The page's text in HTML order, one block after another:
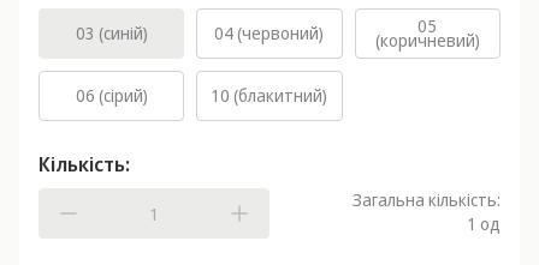
03 (синій) 04 (червоний) 05
(коричневий)
06 (сірий) 10 (блакитний)
Кількість:
Загальна кількість:
1 од